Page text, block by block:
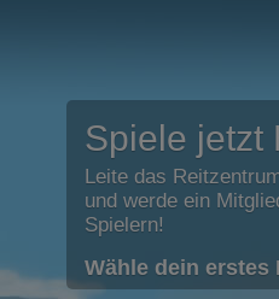
Spiele jetzt
Leite das
und werde ein
Spielern!
Wähle dein erstes